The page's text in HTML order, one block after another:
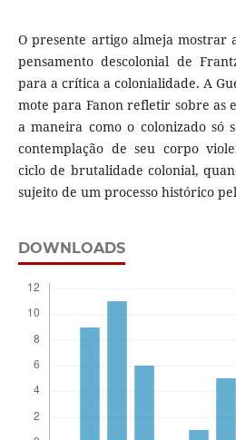
O presente artigo almeja mostrar
pensamento descolonial de
para a crítica a colonialidade. A
mote para Fanon refletir sobre as
a maneira como o colonizado só
contemplação de seu corpo
ciclo de brutalidade colonial,
sujeito de um processo histórico
DOWNLOADS